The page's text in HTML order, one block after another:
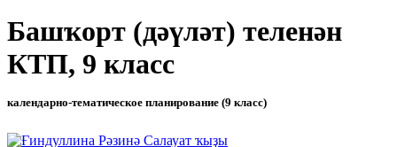
Башҡорт (дәүләт) теленән
КТП, 9 класс
календарно-тематическое планирование (9 класс)